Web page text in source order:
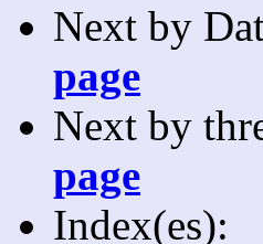
Next by
page
Next by
page
Index(es):